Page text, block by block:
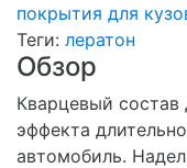
покрытия для
Теги: лератон
Обзор
Кварцевый состав
эффекта
автомобиль.